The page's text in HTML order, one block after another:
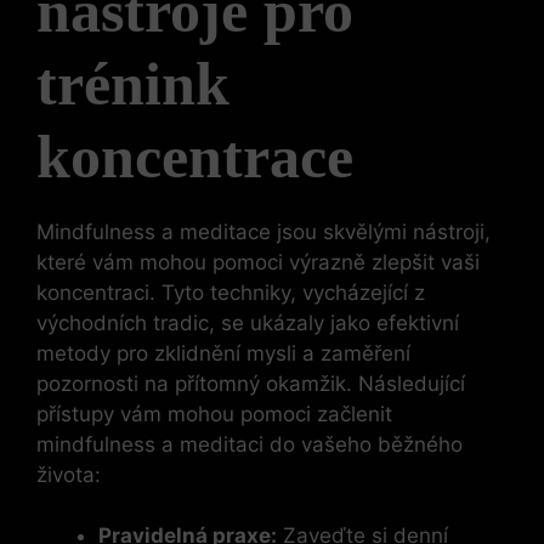
trénink
koncentrace
Mindfulness a meditace jsou skvělými nástroji,
které vám mohou pomoci výrazně zlepšit vaši
koncentraci. Tyto techniky, vycházející z
východních tradic, se ukázaly jako efektivní
metody pro zklidnění mysli a zaměření
pozornosti na přítomný okamžik. Následující
přístupy vám mohou pomoci začlenit
mindfulness a meditaci do vašeho běžného
života:
Pravidelná praxe: Zaveďte si denní